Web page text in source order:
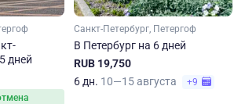
дней
Санкт-Петербург, Петергоф
В Петербург на 6 дней
RUB 19,750
6 дн. 10—15 августа +9